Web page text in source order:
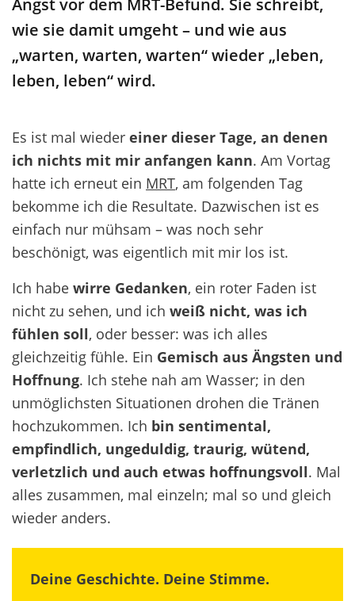
Angst vor dem MRT-Befund. Sie schreibt,
wie sie damit umgeht – und wie aus
„warten, warten, warten“ wieder „leben,
leben, leben“ wird.
Es ist mal wieder einer dieser Tage, an denen
ich nichts mit mir anfangen kann. Am Vortag
hatte ich erneut ein MRT, am folgenden Tag
bekomme ich die Resultate. Dazwischen ist es
einfach nur mühsam – was noch sehr
beschönigt, was eigentlich mit mir los ist.
Ich habe wirre Gedanken, ein roter Faden ist
nicht zu sehen, und ich weiß nicht, was ich
fühlen soll, oder besser: was ich alles
gleichzeitig fühle. Ein Gemisch aus Ängsten und
Hoffnung. Ich stehe nah am Wasser; in den
unmöglichsten Situationen drohen die Tränen
hochzukommen. Ich bin sentimental,
empfindlich, ungeduldig, traurig, wütend,
verletzlich und auch etwas hoffnungsvoll. Mal
alles zusammen, mal einzeln; mal so und gleich
wieder anders.
Deine Geschichte. Deine Stimme.